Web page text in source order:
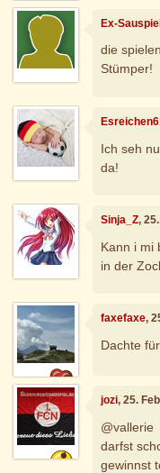
Ex-
die
Stümper!
Ich seh
da!
Sinja_Z,
Kann i mi
in der
faxefaxe,
Dachte
jozi, 25.
@vallerie
darfst
gewinnst